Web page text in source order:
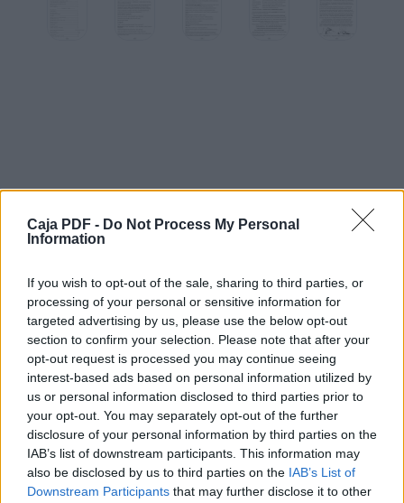
Caja PDF - Do Not Process My Personal
Information
If you wish to opt-out of the sale, sharing to third parties, or
processing of your personal or sensitive information for
targeted advertising by us, please use the below opt-out
section to confirm your selection. Please note that after your
opt-out request is processed you may continue seeing
interest-based ads based on personal information utilized by
us or personal information disclosed to third parties prior to
your opt-out. You may separately opt-out of the further
disclosure of your personal information by third parties on the
IAB’s list of downstream participants. This information may
also be disclosed by us to third parties on the IAB’s List of
Downstream Participants that may further disclose it to other
libro Nei Ching año 1200 a.c ya en esa época se
trabajaban en la medicina: Médicos, Acupuntores,
Incluso en el
masajistas.
Grecia ya los griegos en el año 1000 a.c desarrollaron
sistemas de
masajes cuyos beneficios comprobaban en sus
Efectos sobre el organismo:
Mecánicos; los producidos por el contacto de las
Psicosomáticos; efecto sicológico sobre el recetor del
Reiki; trasmisión de energía.
La higiene:
Cuidar con esmero la propia higiene personal “olores,
MUY IMPORTANTE uñas cortas “para no lesionar al
Descargar el documento (PDF)
Manual de Masaje de espalda Relajante con Reiki,
(2016).pdf (PDF, 12.1 MB)